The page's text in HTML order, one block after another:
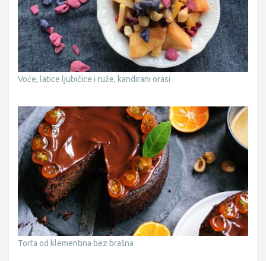
Voće, latice ljubičice i ruže, kandirani orasi
Torta od klementina bez brašna